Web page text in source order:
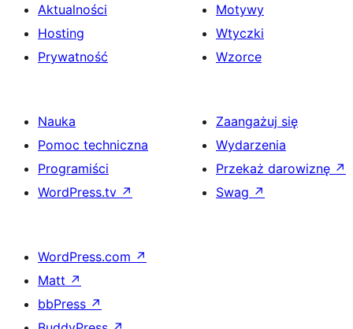
Aktualności
Hosting
Prywatność
Motywy
Wtyczki
Wzorce
Nauka
Pomoc techniczna
Programiści
WordPress.tv ↗
Zaangażuj się
Wydarzenia
Przekaż darowiznę ↗
Swag ↗
WordPress.com ↗
Matt ↗
bbPress ↗